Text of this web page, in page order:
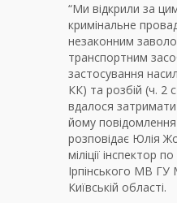
“Ми відкрили за
кримінальне
незаконним
транспортним
застосування
КК) та розбій (ч. 2
вдалося
йому повідомлення
розповідає Юлія
міліції інспектор
Ірпінського МВ ГУ
Київській області.